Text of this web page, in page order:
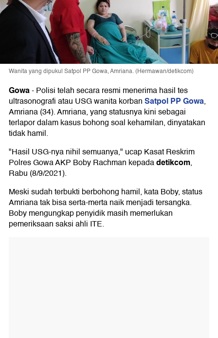
Wanita yang dipukul Satpol PP Gowa, Amriana. (Hermawan/detikcom)
Gowa-Polisi telah secara resmi menerima hasil tes
ultrasonografi atau USG wanita korbanSatpol PP Gowa,
Amriana (34). Amriana, yang statusnya kini sebagai
terlapor dalam kasus bohong soal kehamilan, dinyatakan
tidak hamil.
"Hasil USG-nya nihil semuanya," ucap Kasat Reskrim
Polres Gowa AKP Boby Rachman kepadadetikcom,
Rabu (8/9/2021).
Meski sudah terbukti berbohong hamil, kata Boby, status
Amriana tak bisa serta-merta naik menjadi tersangka.
Boby mengungkap penyidik masih memerlukan
pemeriksaan saksi ahli ITE.